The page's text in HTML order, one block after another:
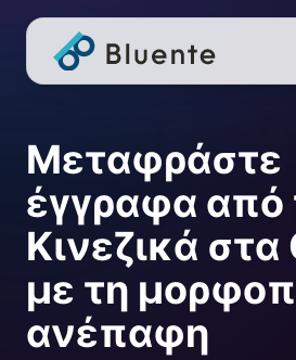
Μεταφράστε
έγγραφα από
Κινεζικά στα
με τη
ανέπαφη